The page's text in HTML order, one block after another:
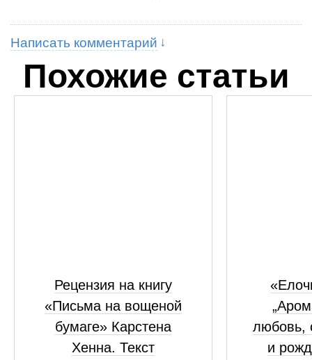
Написать комментарий
Похожие статьи
Рецензия на книгу
«Письма на вощеной
бумаге» Карстена
Хенна. Текст
любовь,
и